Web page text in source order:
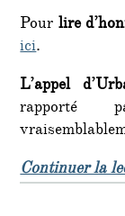
Pour lire
ici.
L’appel
rapporté
Continuer la